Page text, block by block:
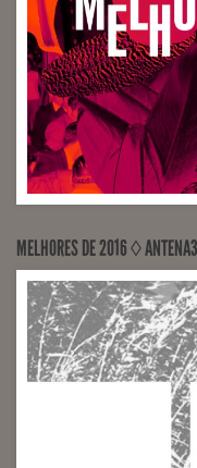
Provisional Figures
Milhano)
MELHORES DE 2016 ◊